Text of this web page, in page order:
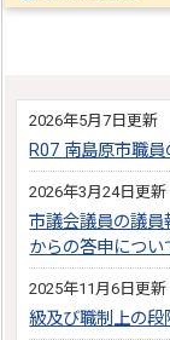
2026年5月7日更新
R07 南島原市職
2026年3月24日更新
市議会議員の議
からの答申につい
2025年11月6日更新
級及び職制上の